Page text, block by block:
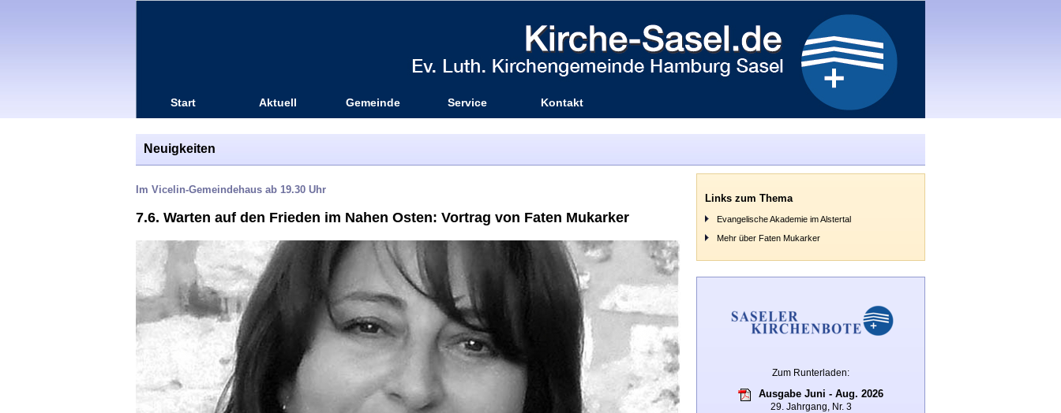
Start Aktuell Gemeinde Service Kontakt
Neuigkeiten
Links zum Thema
Evangelische Akademie im Alstertal
Mehr über Faten Mukarker
Zum Runterladen:
Ausgabe Juni - Aug. 2026
29. Jahrgang, Nr. 3
Im Vicelin-Gemeindehaus ab 19.30 Uhr
7.6. Warten auf den Frieden im Nahen Osten: Vortrag von Faten Mukarker